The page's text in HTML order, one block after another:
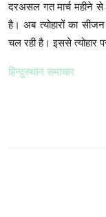
दरअसल गत मार्च महीने
है। अब त्योहारों का
चल रही है। इससे त्योहार
हिन्दुस्थान समाचार